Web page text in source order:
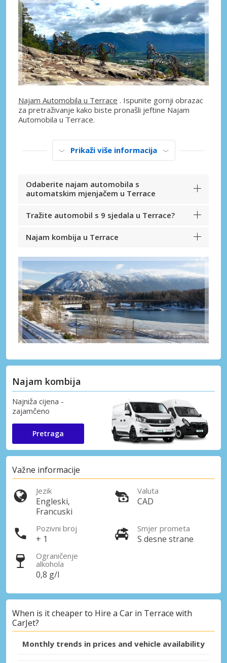
Najam Automobila u Terrace . Ispunite gornji obrazac
za pretraživanje kako biste pronašli jeftine Najam
Automobila u Terrace.
Prikaži više informacija
Odaberite najam automobila s
automatskim mjenjačem u Terrace
Tražite automobil s 9 sjedala u Terrace?
Najam kombija u Terrace
Najam kombija
Najniža cijena -
zajamčeno
Pretraga
Važne informacije
Jezik
Engleski,
Francuski
Valuta
CAD
Pozivni broj
+ 1
Smjer prometa
S desne strane
Ograničenje
alkohola
0,8 g/l
When is it cheaper to Hire a Car in Terrace with
CarJet?
Monthly trends in prices and vehicle availability